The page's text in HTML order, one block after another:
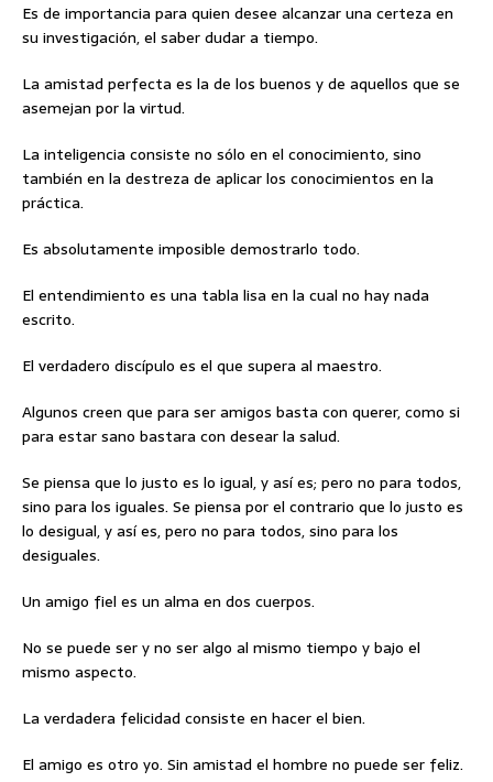
Es de importancia para quien desee alcanzar una certeza en
su investigación, el saber dudar a tiempo.
La amistad perfecta es la de los buenos y de aquellos que se
asemejan por la virtud.
La inteligencia consiste no sólo en el conocimiento, sino
también en la destreza de aplicar los conocimientos en la
práctica.
Es absolutamente imposible demostrarlo todo.
El entendimiento es una tabla lisa en la cual no hay nada
escrito.
El verdadero discípulo es el que supera al maestro.
Algunos creen que para ser amigos basta con querer, como si
para estar sano bastara con desear la salud.
Se piensa que lo justo es lo igual, y así es; pero no para todos,
sino para los iguales. Se piensa por el contrario que lo justo es
lo desigual, y así es, pero no para todos, sino para los
desiguales.
Un amigo fiel es un alma en dos cuerpos.
No se puede ser y no ser algo al mismo tiempo y bajo el
mismo aspecto.
La verdadera felicidad consiste en hacer el bien.
El amigo es otro yo. Sin amistad el hombre no puede ser feliz.